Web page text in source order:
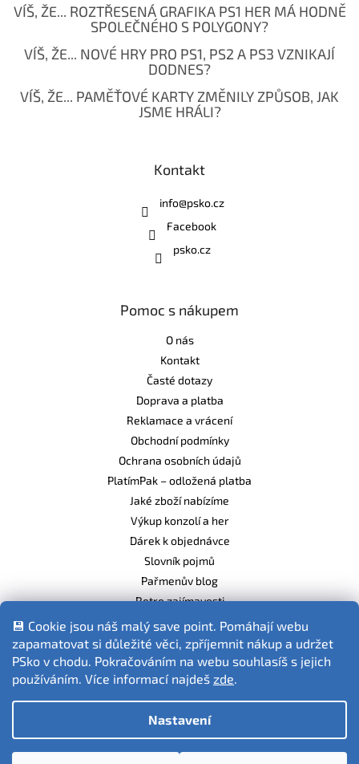
💾 Cookie jsou náš malý save point. Pomáhají webu
zapamatovat si důležité věci, zpříjemnit nákup a udržet
PSko v chodu. Pokračováním na webu souhlasíš s jejich
používáním. Více informací najdeš zde.
Nastavení
VÍŠ, ŽE... ROZTŘESENÁ GRAFIKA PS1 HER MÁ HODNĚ
SPOLEČNÉHO S POLYGONY?
VÍŠ, ŽE... NOVÉ HRY PRO PS1, PS2 A PS3 VZNIKAJÍ
DODNES?
VÍŠ, ŽE... PAMĚŤOVÉ KARTY ZMĚNILY ZPŮSOB, JAK
JSME HRÁLI?
Kontakt
info@psko.cz
Facebook
psko.cz
Pomoc s nákupem
O nás
Kontakt
Časté dotazy
Doprava a platba
Reklamace a vrácení
Obchodní podmínky
Ochrana osobních údajů
PlatímPak – odložená platba
Jaké zboží nabízíme
Výkup konzolí a her
Dárek k objednávce
Slovník pojmů
Pařmenův blog
Retro zajímavosti
Balíme ekologicky
Fotografie produktů jsou ilustrativní.